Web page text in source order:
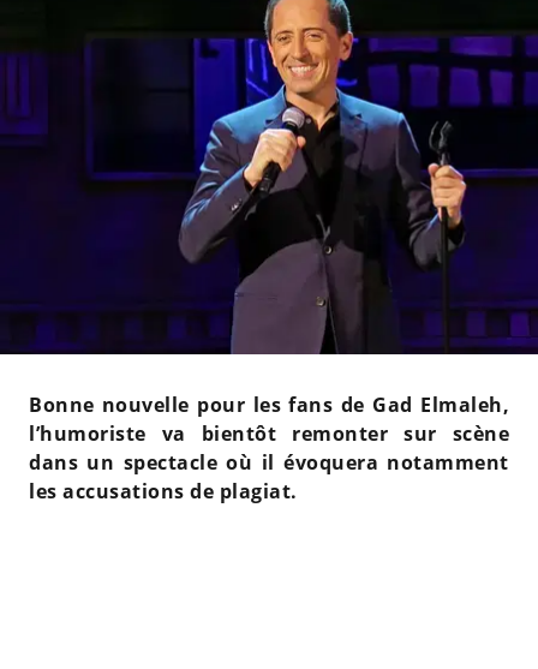
Bonne nouvelle pour les fans de Gad Elmaleh,
l’humoriste va bientôt remonter sur scène
dans un spectacle où il évoquera notamment
les accusations de plagiat.